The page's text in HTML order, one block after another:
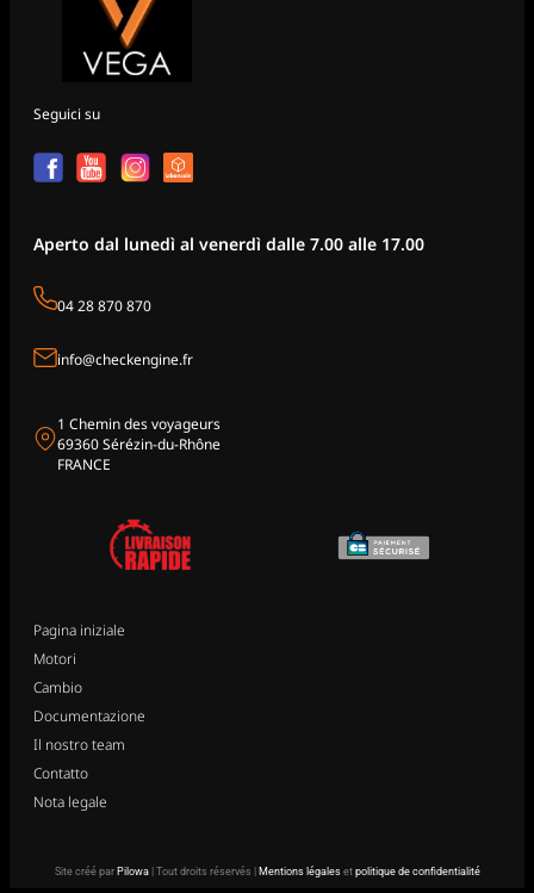
Seguici su
Aperto dal lunedì al venerdì dalle 7.00 alle 17.00
04 28 870 870
info@checkengine.fr
1 Chemin des voyageurs
69360 Sérézin-du-Rhône
FRANCE
Pagina iniziale
Motori
Cambio
Documentazione
Il nostro team
Contatto
Nota legale
Site créé par Pilowa| Tout droits réservés | Mentions légaleset politique de confidentialité